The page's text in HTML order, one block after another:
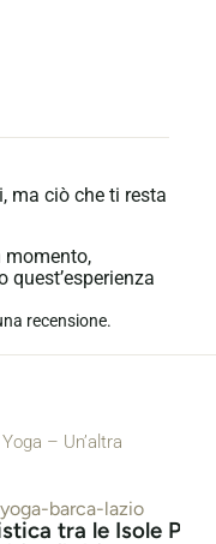
ma ciò che ti resta
momento,
quest’esperienza
recensione.
– Un’altra
tra le Isole